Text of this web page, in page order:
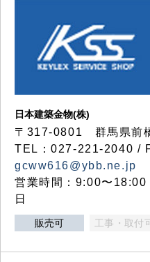
日本建築金物(株)
〒317‐0801 群馬県前
TEL：027-221-2040 /
gcww616@ybb.ne.jp
営業時間：9:00〜18:00
日
販売可 工事・取付